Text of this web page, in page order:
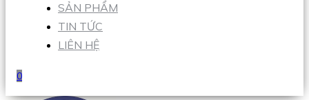
SẢN PHẨM
TIN TỨC
LIÊN HỆ
0